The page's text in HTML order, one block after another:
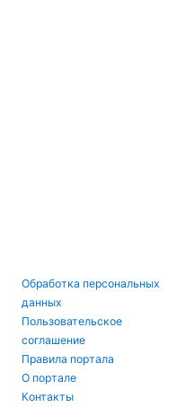
Обработка персональных
данных
Пользовательское
соглашение
Правила портала
О портале
Контакты